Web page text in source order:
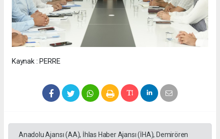
Kaynak : PERRE
Anadolu Ajansı (AA), İhlas Haber Ajansı (İHA), Demirören